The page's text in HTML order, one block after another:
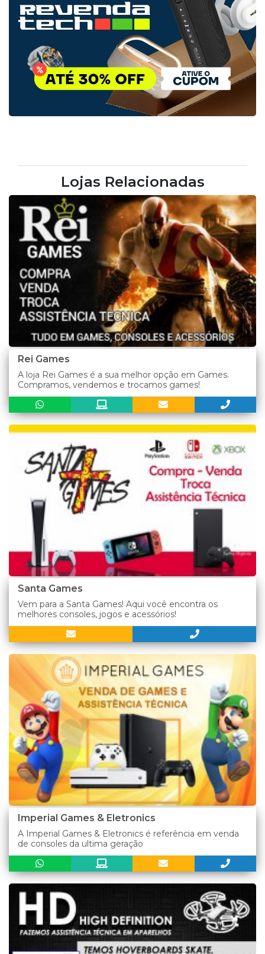
Lojas Relacionadas
Rei Games
A loja Rei Games é a sua melhor opção em Games.
Compramos, vendemos e trocamos games!
Santa Games
Vem para a Santa Games! Aqui você encontra os
melhores consoles, jogos e acessórios!
Imperial Games & Eletronics
A Imperial Games & Eletronics é referência em venda
de consoles da ultima geração